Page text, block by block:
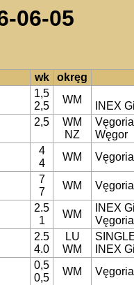
06-05
wk
okręg
1,5
WM
2,5
INEX
2,5 WM
NZ
Węgor
4
WM
4
7
WM
7
2.5
WM
INEX
1
2.5 LU
4.0 WM
INEX
0,5
WM
0,5